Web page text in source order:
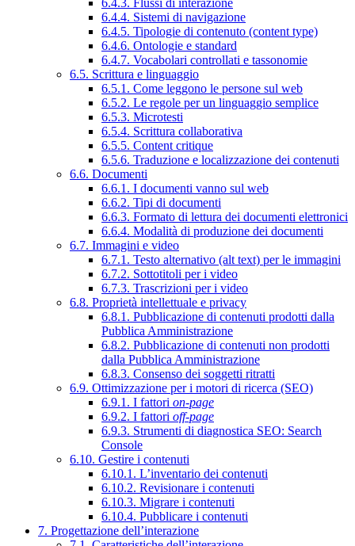
6.4.4. Sistemi di navigazione
6.4.5. Tipologie di contenuto (content type)
6.4.6. Ontologie e standard
6.4.7. Vocabolari controllati e tassonomie
6.5. Scrittura e linguaggio
6.5.1. Come leggono le persone sul web
6.5.2. Le regole per un linguaggio semplice
6.5.3. Microtesti
6.5.4. Scrittura collaborativa
6.5.5. Content critique
6.5.6. Traduzione e localizzazione dei contenuti
6.6. Documenti
6.6.1. I documenti vanno sul web
6.6.2. Tipi di documenti
6.6.3. Formato di lettura dei documenti elettronici
6.6.4. Modalità di produzione dei documenti
6.7. Immagini e video
6.7.1. Testo alternativo (alt text) per le immagini
6.7.2. Sottotitoli per i video
6.7.3. Trascrizioni per i video
6.8. Proprietà intellettuale e privacy
6.8.1. Pubblicazione di contenuti prodotti dalla
Pubblica Amministrazione
6.8.2. Pubblicazione di contenuti non prodotti
dalla Pubblica Amministrazione
6.8.3. Consenso dei soggetti ritratti
6.9. Ottimizzazione per i motori di ricerca (SEO)
6.9.1. I fattori on-page
6.9.2. I fattori off-page
6.9.3. Strumenti di diagnostica SEO: Search
Console
6.10. Gestire i contenuti
6.10.1. L’inventario dei contenuti
6.10.2. Revisionare i contenuti
6.10.3. Migrare i contenuti
6.10.4. Pubblicare i contenuti
7. Progettazione dell’interazione